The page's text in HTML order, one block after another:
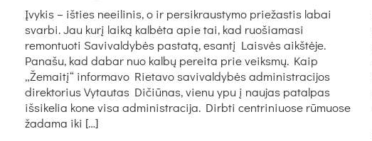
Įvykis – išties neeilinis, o ir persikraustymo priežastis labai
svarbi. Jau kurį laiką kalbėta apie tai, kad ruošiamasi
remontuoti Savivaldybės pastatą, esantį Laisvės aikštėje.
Panašu, kad dabar nuo kalbų pereita prie veiksmų. Kaip
„Žemaitį“ informavo Rietavo savivaldybės administracijos
direktorius Vytautas Dičiūnas, vienu ypu į naujas patalpas
išsikelia kone visa administracija. Dirbti centriniuose rūmuose
žadama iki […]